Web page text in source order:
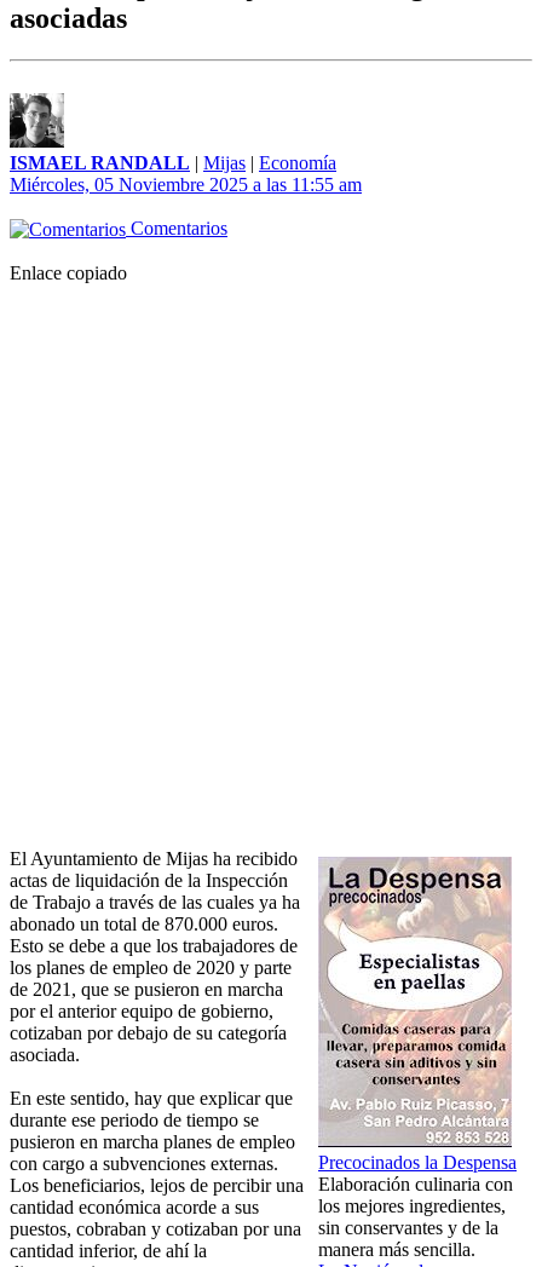
asociadas
ISMAEL RANDALL | Mijas | Economía
Miércoles, 05 Noviembre 2025 a las 11:55 am
Comentarios
Enlace copiado
Precocinados la Despensa
Elaboración culinaria con
los mejores ingredientes,
sin conservantes y de la
manera más sencilla.
El Ayuntamiento de Mijas ha recibido
actas de liquidación de la Inspección
de Trabajo a través de las cuales ya ha
abonado un total de 870.000 euros.
Esto se debe a que los trabajadores de
los planes de empleo de 2020 y parte
de 2021, que se pusieron en marcha
por el anterior equipo de gobierno,
cotizaban por debajo de su categoría
asociada.
En este sentido, hay que explicar que
durante ese periodo de tiempo se
pusieron en marcha planes de empleo
con cargo a subvenciones externas.
Los beneficiarios, lejos de percibir una
cantidad económica acorde a sus
puestos, cobraban y cotizaban por una
cantidad inferior, de ahí la